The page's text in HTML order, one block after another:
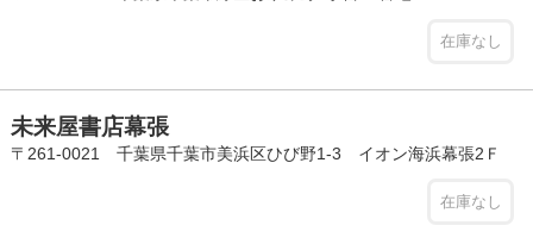
在庫なし
未来屋書店幕張
〒261-0021 千葉県千葉市美浜区ひび野1-3 イオン海浜幕張2Ｆ
在庫なし